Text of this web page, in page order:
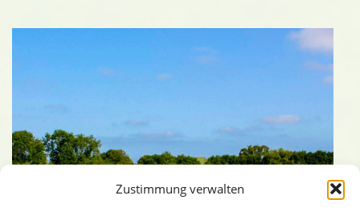
Zustimmung verwalten